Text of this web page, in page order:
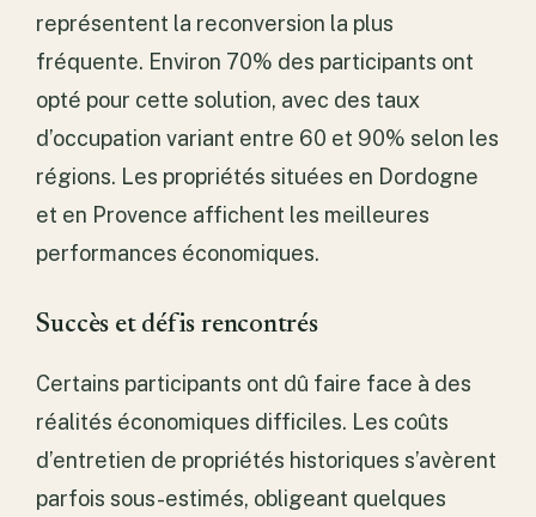
représentent la reconversion la plus
fréquente. Environ 70% des participants ont
opté pour cette solution, avec des taux
d’occupation variant entre 60 et 90% selon les
régions. Les propriétés situées en Dordogne
et en Provence affichent les meilleures
performances économiques.
Succès et défis rencontrés
Certains participants ont dû faire face à des
réalités économiques difficiles. Les coûts
d’entretien de propriétés historiques s’avèrent
parfois sous-estimés, obligeant quelques